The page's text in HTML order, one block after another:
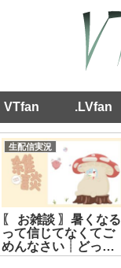
VTfan .LVfan
生配信実況
〖 お雑談 〗暑くなる
って信じてなくてご
めんなさい┊どっと
ライブ #ヤマトイオ